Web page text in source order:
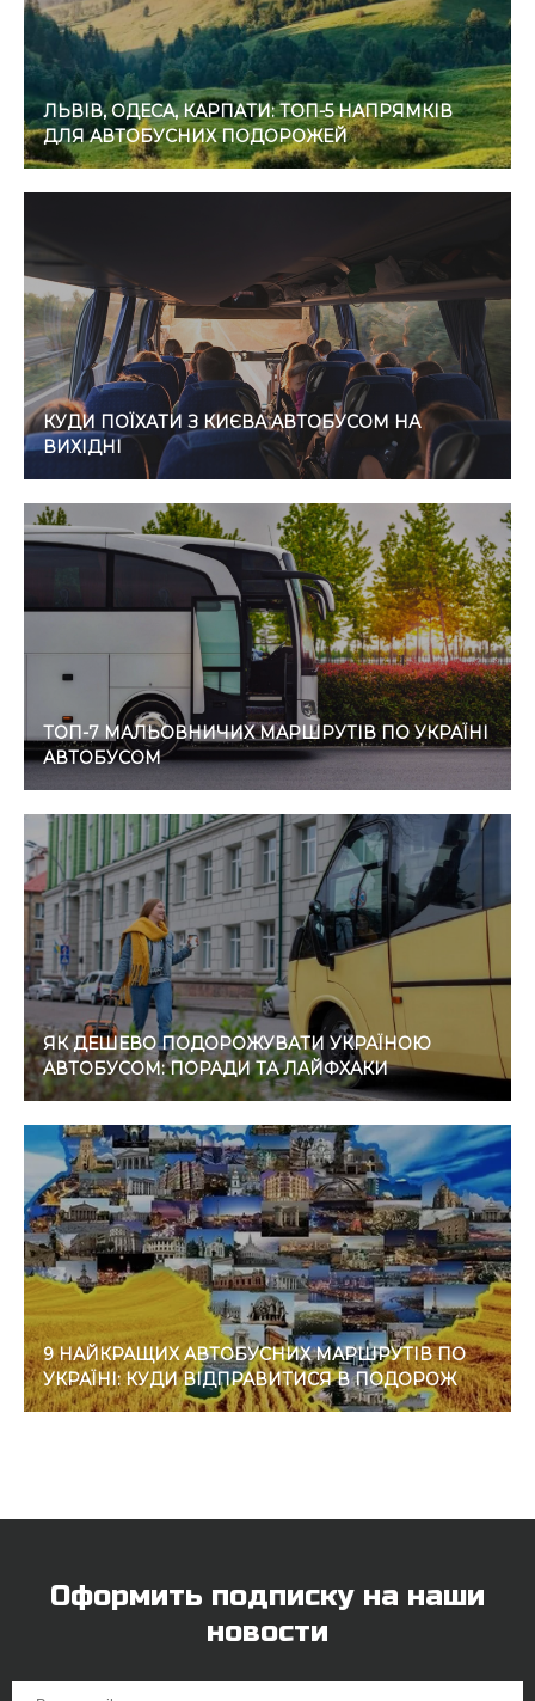
ЛЬВІВ, ОДЕСА, КАРПАТИ: ТОП-5 НАПРЯМКІВ
ДЛЯ АВТОБУСНИХ ПОДОРОЖЕЙ
КУДИ ПОЇХАТИ З КИЄВА АВТОБУСОМ НА
ВИХІДНІ
ТОП-7 МАЛЬОВНИЧИХ МАРШРУТІВ ПО УКРАЇНІ
АВТОБУСОМ
ЯК ДЕШЕВО ПОДОРОЖУВАТИ УКРАЇНОЮ
АВТОБУСОМ: ПОРАДИ ТА ЛАЙФХАКИ
9 НАЙКРАЩИХ АВТОБУСНИХ МАРШРУТІВ ПО
УКРАЇНІ: КУДИ ВІДПРАВИТИСЯ В ПОДОРОЖ
Оформить подписку на наши
новости